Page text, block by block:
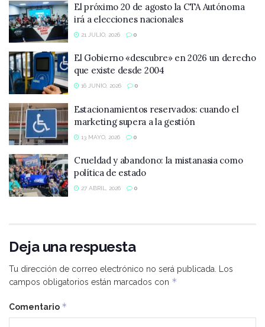
El próximo 20 de agosto la CTA Autónoma
irá a elecciones nacionales
21 JULIO, 2026 0
El Gobierno «descubre» en 2026 un derecho
que existe desde 2004
16 JUNIO, 2026 0
Estacionamientos reservados: cuando el
marketing supera a la gestión
13 MAYO, 2026 0
Crueldad y abandono: la mistanasia como
política de estado
27 ABRIL, 2026 0
Deja una respuesta
Tu dirección de correo electrónico no será publicada.
Los
campos obligatorios están marcados con *
Comentario *